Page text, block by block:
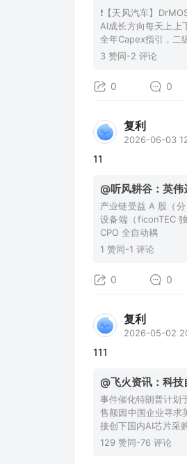
❗【天风汽车】
AI成长方向每天上上
全年Capex指引，二
3 赞同-2 评论
0 0
复利
2026-06-03
11
@听风耕谷：英
产业链受益 A 股（
设备端（ficonTEC
CPO 全自动耦
1 赞同-1 评论
0 0
复利
2026-05-02
111
@飞火资讯：科
事件催化特朗普计划
售额因中国企业寻求
接创下国内AI芯片采
129 赞同-76 评论